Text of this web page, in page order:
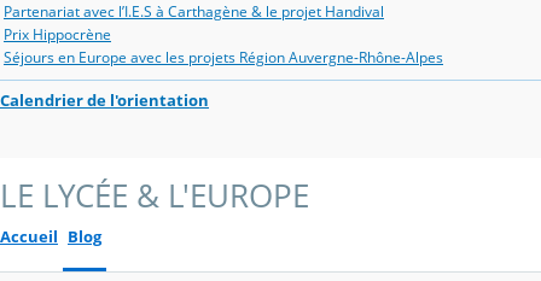
Partenariat avec l’I.E.S à Carthagène & le projet Handival
Prix Hippocrène
Séjours en Europe avec les projets Région Auvergne-Rhône-Alpes
Calendrier de l'orientation
LE LYCÉE & L'EUROPE
Accueil Blog